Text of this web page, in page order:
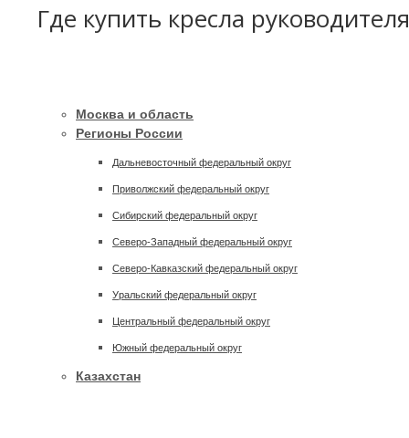
Где купить кресла
Москва и область
Регионы России
Дальневосточный федеральный округ
Приволжский федеральный округ
Сибирский федеральный округ
Северо-Западный федеральный округ
Северо-Кавказский федеральный округ
Уральский федеральный округ
Центральный федеральный округ
Южный федеральный округ
Казахстан